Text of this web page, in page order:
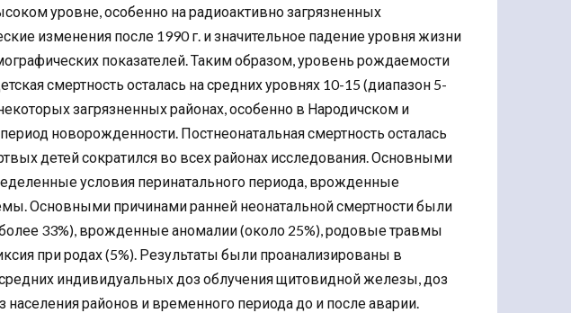
уровне, особенно на радиоактивно загрязненных
изменения после 1990 г. и значительное падение уровня жизни
показателей. Таким образом, уровень рождаемости
смертность осталась на средних уровнях 10-15 (диапазон 5-
загрязненных районах, особенно в Народичском и
новорожденности. Постнеонатальная смертность осталась
детей сократился во всех районах исследования. Основными
условия перинатального периода, врожденные
Основными причинами ранней неонатальной смертности были
33%), врожденные аномалии (около 25%), родовые травмы
при родах (5%). Результаты были проанализированы в
индивидуальных доз облучения щитовидной железы, доз
населения районов и временного периода до и после аварии.